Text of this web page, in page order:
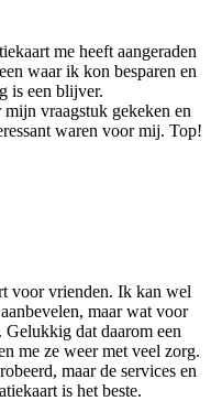
me heeft aangeraden
waar ik kon besparen en
is een blijver.
vraagstuk gekeken en
waren voor mij. Top!
voor vrienden. Ik kan wel
maar wat voor
dat daarom een
me ze weer met veel zorg.
maar de services en
is het beste.